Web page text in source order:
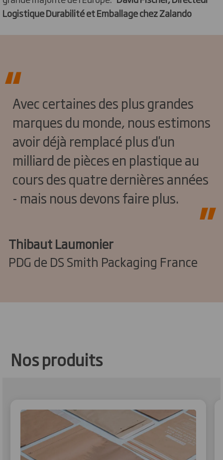
Logistique Durabilité et Emballage chez Zalando
Avec certaines des plus grandes
marques du monde, nous estimons
avoir déjà remplacé plus d'un
milliard de pièces en plastique au
cours des quatre dernières années
- mais nous devons faire plus.
Thibaut Laumonier
PDG de DS Smith Packaging France
Nos produits